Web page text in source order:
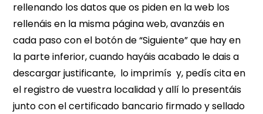
rellenando los datos que os piden en la web los
rellenáis en la misma página web, avanzáis en
cada paso con el botón de “Siguiente” que hay en
la parte inferior, cuando hayáis acabado le dais a
descargar justificante, lo imprimís y, pedís cita en
el registro de vuestra localidad y allí lo presentáis
junto con el certificado bancario firmado y sellado